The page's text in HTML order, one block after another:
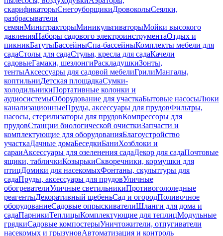
скарификаторыСнегоуборщикиДровоколыСеялки,
разбрасыватели
семянМинитракторыМиникультиваторыМойки высокого
давленияНаборы садового электроинструментаОтдых и
пикникБатутыБассейныСпа-бассейныКомплекты мебели для
садаСтолы для садаСтулья, кресла для садаКачели
садовыеГамаки, шезлонгиРаскладушкиЗонты,
тентыАксессуары для садовой мебелиГрилиМангалы,
коптильниДетская площадкаСумки-
холодильникиПортативные колонки и
аудиосистемыОборудование для участкаБытовые насосыЛюки
канализационныеПруды, аксессуары для прудовФильтры,
насосы, стерилизаторы для прудовКомпрессоры для
прудовСтанции биологической очисткиЗапчасти и
комплектующие для оборудованияБлагоустройство
участкаДачные домаБеседкиБаниХозблоки и
сараиАксессуары для озеленения садаДекор для садаПочтовые
ящики, табличкиКозырькиСкворечники, кормушки для
птицДомики для насекомыхФонтаны, скульптуры для
садаПруды, аксессуары для прудовУличные
обогревателиУличные светильникиПротивогололедные
реагентыДекоративный щебеньСад и огородПоливочное
оборудованиеСадовые опрыскивателиШланги для дома и
садаПарникиТеплицыКомплектующие для теплицМодульные
грядкиСадовые компостерыУничтожители, отпугиватели
насекомых и грызуновАвтоматизация и контроль